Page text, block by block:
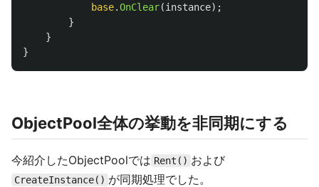
base.OnClear(instance);
}
}
}
ObjectPool全体の挙動を非同期にする
今紹介したObjectPoolでは Rent() および
CreateInstance() が同期処理でした。